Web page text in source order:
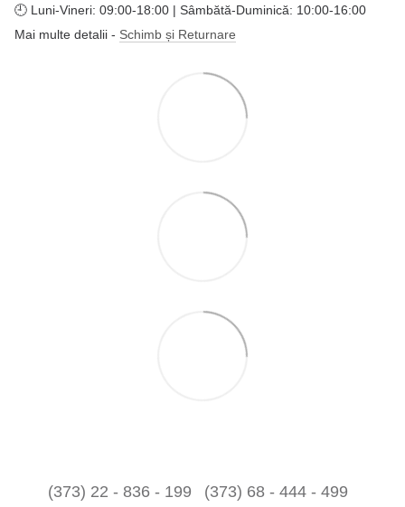
🕘 Luni-Vineri: 09:00-18:00 | Sâmbătă-Duminică: 10:00-16:00
Mai multe detalii - Schimb și Returnare
(373) 22 - 836 - 199 (373) 68 - 444 - 499